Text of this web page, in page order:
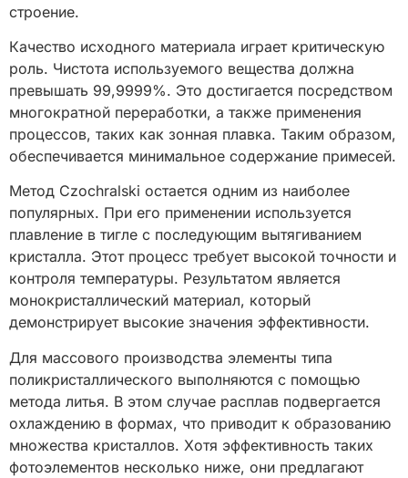
строение.
Качество исходного материала играет критическую
роль. Чистота используемого вещества должна
превышать 99,9999%. Это достигается посредством
многократной переработки, а также применения
процессов, таких как зонная плавка. Таким образом,
обеспечивается минимальное содержание примесей.
Метод Czochralski остается одним из наиболее
популярных. При его применении используется
плавление в тигле с последующим вытягиванием
кристалла. Этот процесс требует высокой точности и
контроля температуры. Результатом является
монокристаллический материал, который
демонстрирует высокие значения эффективности.
Для массового производства элементы типа
поликристаллического выполняются с помощью
метода литья. В этом случае расплав подвергается
охлаждению в формах, что приводит к образованию
множества кристаллов. Хотя эффективность таких
фотоэлементов несколько ниже, они предлагают